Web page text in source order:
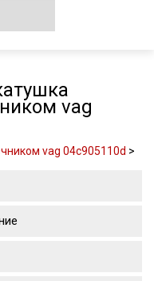
vag
vag 04c905110d >